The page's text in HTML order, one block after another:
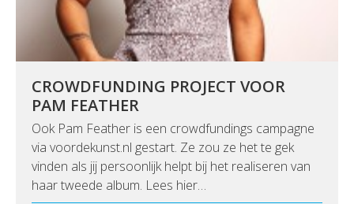
CROWDFUNDING PROJECT VOOR
PAM FEATHER
Ook Pam Feather is een crowdfundings campagne
via voordekunst.nl gestart. Ze zou ze het te gek
vinden als jij persoonlijk helpt bij het realiseren van
haar tweede album. Lees hier…